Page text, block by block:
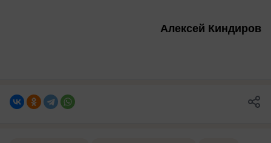
Алексей Киндиров